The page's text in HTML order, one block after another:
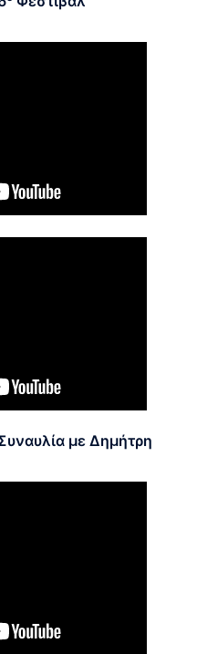
με Δημήτρη